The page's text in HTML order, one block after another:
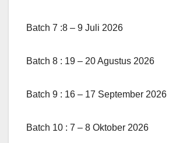
Batch 7 :8 – 9 Juli 2026
Batch 8 : 19 – 20 Agustus 2026
Batch 9 : 16 – 17 September 2026
Batch 10 : 7 – 8 Oktober 2026